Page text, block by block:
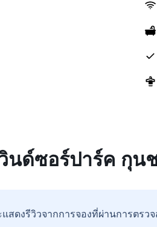
นด์ซอร์ปาร์ค กุน
แสดงรีวิวจากการจองที่ผ่านการตร